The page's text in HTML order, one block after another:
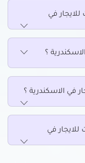
في
؟
في الاسكندرية ؟
في